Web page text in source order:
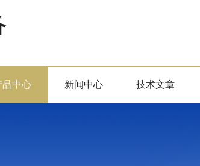
品中心 新闻中心 技术文章